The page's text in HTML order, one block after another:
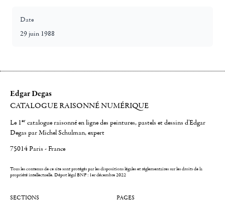
Date
29 juin 1988
Edgar Degas
CATALOGUE RAISONNÉ NUMÉRIQUE
Le 1er catalogue raisonné en ligne des peintures, pastels et dessins d'Edgar
Degas par Michel Schulman, expert
75014 Paris - France
Tous les contenus de ce site sont protégés par les dispositions légales et réglementaires sur les droits de la
propriété intellectuelle.Dépot légal BNF : 1er décembre 2022
SECTIONS PAGES